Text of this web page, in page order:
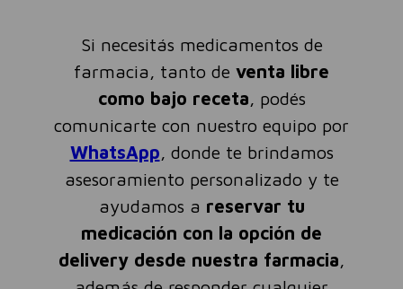
Si necesitás medicamentos de
farmacia, tanto de venta libre
como bajo receta, podés
comunicarte con nuestro equipo por
WhatsApp, donde te brindamos
asesoramiento personalizado y te
ayudamos a reservar tu
medicación con la opción de
delivery desde nuestra farmacia,